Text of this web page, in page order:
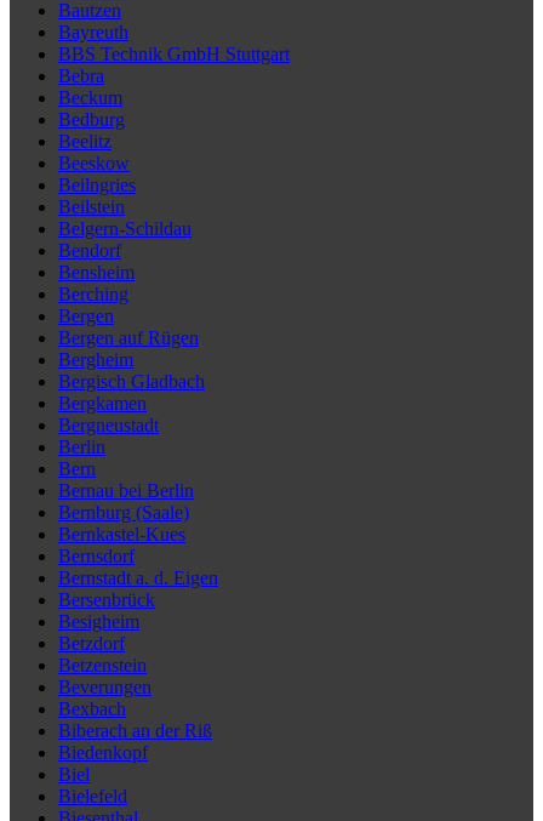
Bautzen
Bayreuth
BBS Technik GmbH Stuttgart
Bebra
Beckum
Bedburg
Beelitz
Beeskow
Beilngries
Beilstein
Belgern-Schildau
Bendorf
Bensheim
Berching
Bergen
Bergen auf Rügen
Bergheim
Bergisch Gladbach
Bergkamen
Bergneustadt
Berlin
Bern
Bernau bei Berlin
Bernburg (Saale)
Bernkastel-Kues
Bernsdorf
Bernstadt a. d. Eigen
Bersenbrück
Besigheim
Betzdorf
Betzenstein
Beverungen
Bexbach
Biberach an der Riß
Biedenkopf
Biel
Bielefeld